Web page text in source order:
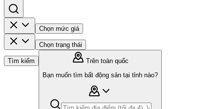
Chọn mức giá
Chọn trạng thái
Tìm kiếm
Trên toàn quốc
Bạn muốn tìm bất động sản tại tỉnh nào?